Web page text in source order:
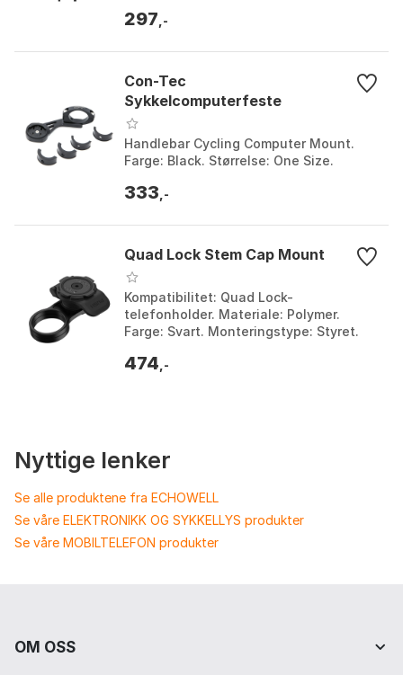
297 ,-
Con-Tec
Sykkelcomputerfeste
Handlebar Cycling Computer Mount.
Farge: Black. Størrelse: One Size.
333 ,-
Quad Lock Stem Cap Mount
Kompatibilitet: Quad Lock-
telefonholder. Materiale: Polymer.
Farge: Svart. Monteringstype: Styret.
474 ,-
Nyttige lenker
Se alle produktene fra ECHOWELL
Se våre ELEKTRONIKK OG SYKKELLYS produkter
Se våre MOBILTELEFON produkter
OM OSS